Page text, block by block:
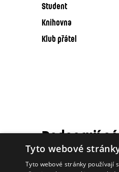
Student
Knihovna
Klub přátel
Podporují
Tyto webové
Tyto webové stránky používají